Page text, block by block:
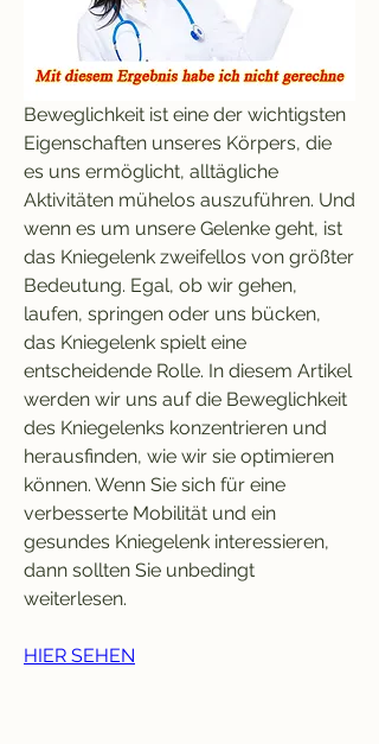
Beweglichkeit ist eine der wichtigsten
Eigenschaften unseres Körpers, die
es uns ermöglicht, alltägliche
Aktivitäten mühelos auszuführen. Und
wenn es um unsere Gelenke geht, ist
das Kniegelenk zweifellos von größter
Bedeutung. Egal, ob wir gehen,
laufen, springen oder uns bücken,
das Kniegelenk spielt eine
entscheidende Rolle. In diesem Artikel
werden wir uns auf die Beweglichkeit
des Kniegelenks konzentrieren und
herausfinden, wie wir sie optimieren
können. Wenn Sie sich für eine
verbesserte Mobilität und ein
gesundes Kniegelenk interessieren,
dann sollten Sie unbedingt
weiterlesen.
HIER SEHEN